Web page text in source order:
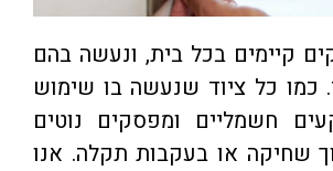
קיימים בכל בית, ונעשה בהם
כמו כל ציוד שנעשה בו שימוש
חשמליים ומפסקים נוטים
שחיקה או בעקבות תקלה. אנו